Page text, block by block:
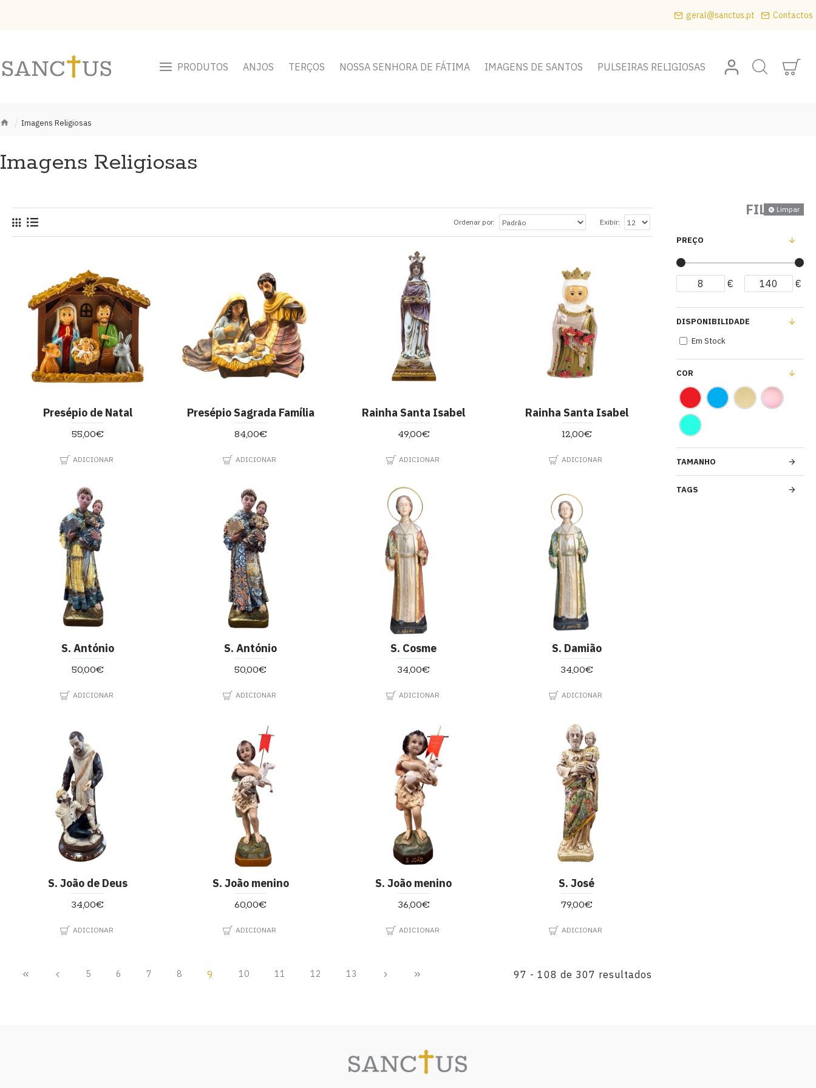
geral@sanctus.pt Contactos
PRODUTOS ANJOS TERÇOS NOSSA SENHORA DE FÁTIMA IMAGENS DE SANTOS PULSEIRAS RELIGIOSAS
Imagens Religiosas
Imagens Religiosas
Ordenar por: Exibir:
Presépio de Natal
55,00€
ADICIONAR
Presépio Sagrada Família
84,00€
ADICIONAR
Rainha Santa Isabel
49,00€
ADICIONAR
Rainha Santa Isabel
12,00€
ADICIONAR
S. António
50,00€
ADICIONAR
S. António
50,00€
ADICIONAR
S. Cosme
34,00€
ADICIONAR
S. Damião
34,00€
ADICIONAR
S. João de Deus
34,00€
ADICIONAR
S. João menino
60,00€
ADICIONAR
S. João menino
36,00€
ADICIONAR
S. José
79,00€
ADICIONAR
5 6 7 8 9 10 11 12 13 97 - 108 de 307 resultados
FILTRAR
Limpar
PREÇO
€ €
TAMANHO
COR
TAGS
DISPONIBILIDADE
Em Stock